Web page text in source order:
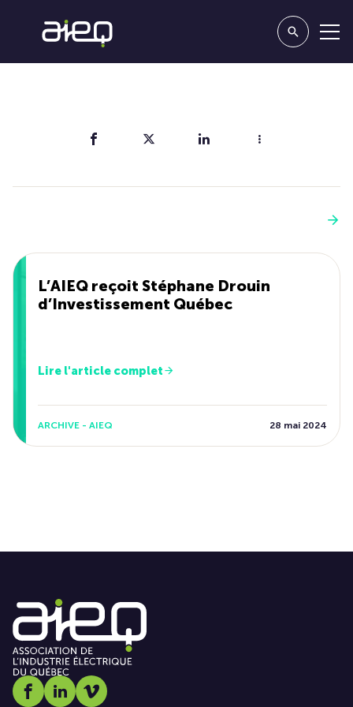
L’AIEQ reçoit Stéphane Drouin
d’Investissement Québec
Lire l'article complet
ARCHIVE - AIEQ 28 mai 2024
Social media link icon-facebook
Social media link icon-linkedin
Social media link icon-vimeo